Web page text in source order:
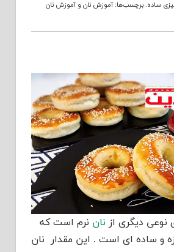
ساده. برچسب‌ها:آموزش نان وآموزش نان
نوعی دیگری از نان نرم است که
و ساده ای است . این مقدار نان